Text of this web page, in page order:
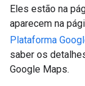
Eles estão na
aparecem na
Plataforma
saber os
Google Maps.